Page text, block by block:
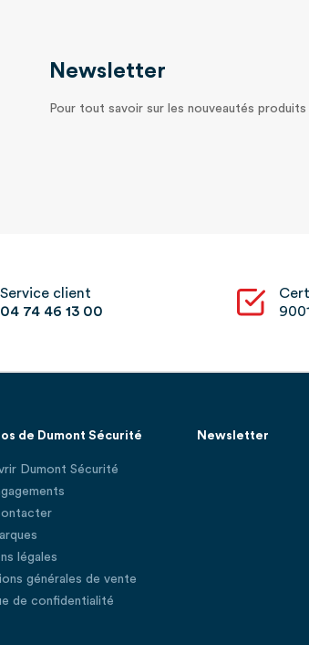
Newsletter
Pour tout savoir sur les nouveautés
Service client
04 74 46 13 00
de Dumont Sécurité
Dumont Sécurité
légales
générales de vente
de confidentialité
Newsletter